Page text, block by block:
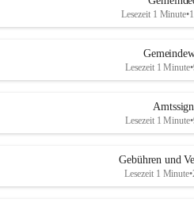
Lesezeit 1 Minute•
Lesezeit 1 Minute•
Lesezeit 1 Minute•
Gebühren und
Lesezeit 1 Minute•